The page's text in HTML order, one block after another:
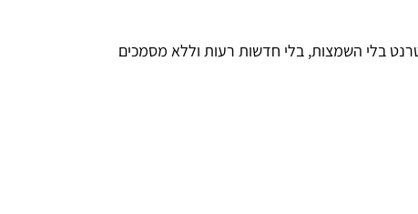
בלי השמצות, בלי חדשות רעות וללא מסמכים